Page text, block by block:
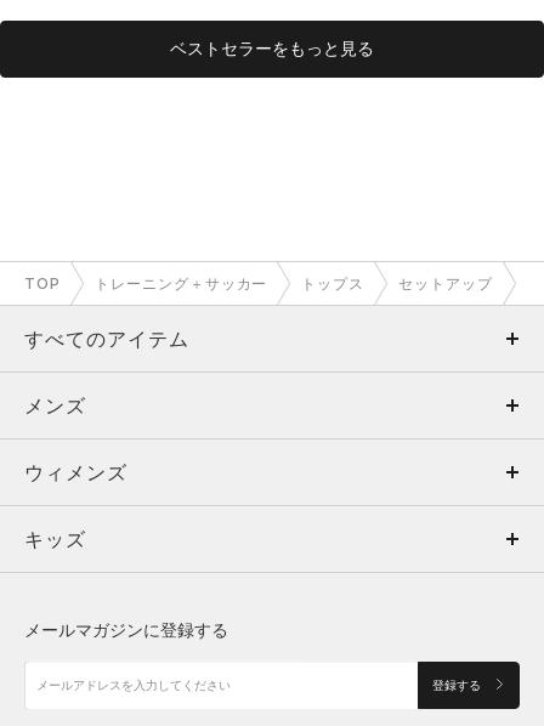
ベストセラーをもっと見る
TOP トレーニング＋サッカー トップス セットアップ
すべてのアイテム
メンズ
ウィメンズ
キッズ
アクセサリー
メンズ
トップス
ボトムス
アクセサリー
ウィメンズ
トップス
シューズ
キッズ
メールマガジンに登録する
登録する